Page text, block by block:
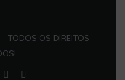
OS DIREITOS